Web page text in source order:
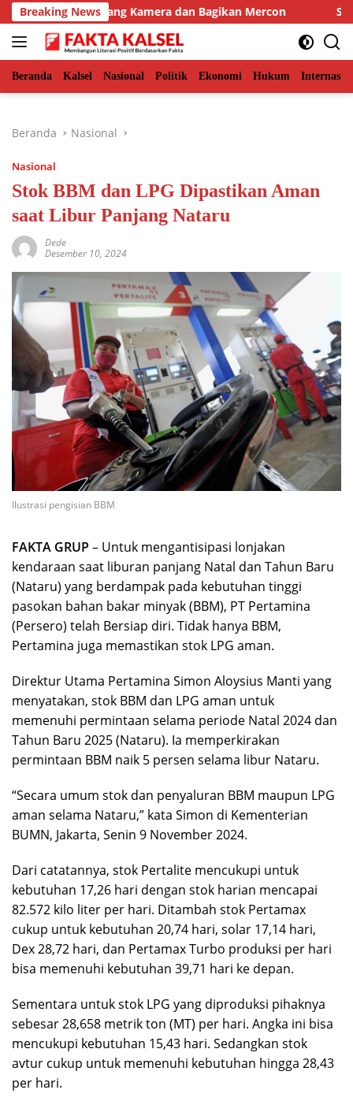
Langsung
ke
konten
Breaking News
Pasang Kamera dan Bagikan Mercon Solid
Beranda Kalsel Nasional Politik Ekonomi Hukum
Beranda Nasional
Nasional
Stok BBM dan LPG Dipastikan Aman
saat Libur Panjang Nataru
Dede
Desember 10, 2024
Ilustrasi pengisian BBM
FAKTA GRUP – Untuk mengantisipasi lonjakan
kendaraan saat liburan panjang Natal dan Tahun Baru
(Nataru) yang berdampak pada kebutuhan tinggi
pasokan bahan bakar minyak (BBM), PT Pertamina
(Persero) telah Bersiap diri. Tidak hanya BBM,
Pertamina juga memastikan stok LPG aman.
Direktur Utama Pertamina Simon Aloysius Manti yang
menyatakan, stok BBM dan LPG aman untuk
memenuhi permintaan selama periode Natal 2024 dan
Tahun Baru 2025 (Nataru). Ia memperkirakan
permintaan BBM naik 5 persen selama libur Nataru.
“Secara umum stok dan penyaluran BBM maupun LPG
aman selama Nataru,” kata Simon di Kementerian
BUMN, Jakarta, Senin 9 November 2024.
Dari catatannya, stok Pertalite mencukupi untuk
kebutuhan 17,26 hari dengan stok harian mencapai
82.572 kilo liter per hari. Ditambah stok Pertamax
cukup untuk kebutuhan 20,74 hari, solar 17,14 hari,
Dex 28,72 hari, dan Pertamax Turbo produksi per hari
bisa memenuhi kebutuhan 39,71 hari ke depan.
Sementara untuk stok LPG yang diproduksi pihaknya
sebesar 28,658 metrik ton (MT) per hari. Angka ini bisa
mencukupi kebutuhan 15,43 hari. Sedangkan stok
avtur cukup untuk memenuhi kebutuhan hingga 28,43
per hari.